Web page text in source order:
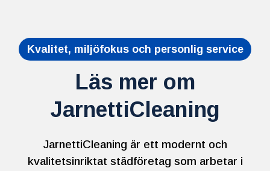
Kvalitet, miljöfokus och personlig service
Läs mer om
JarnettiCleaning
JarnettiCleaning är ett modernt och
kvalitetsinriktat städföretag som arbetar i